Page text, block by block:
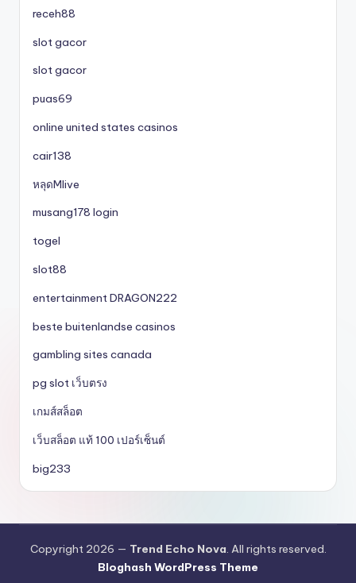
receh88
slot gacor
slot gacor
puas69
online united states casinos
cair138
หลุดMlive
musang178 login
togel
slot88
entertainment DRAGON222
beste buitenlandse casinos
gambling sites canada
pg slot เว็บตรง
เกมส์สล็อต
เว็บสล็อต แท้ 100 เปอร์เซ็นต์
big233
Copyright 2026 — Trend Echo Nova. All rights reserved.
Bloghash WordPress Theme